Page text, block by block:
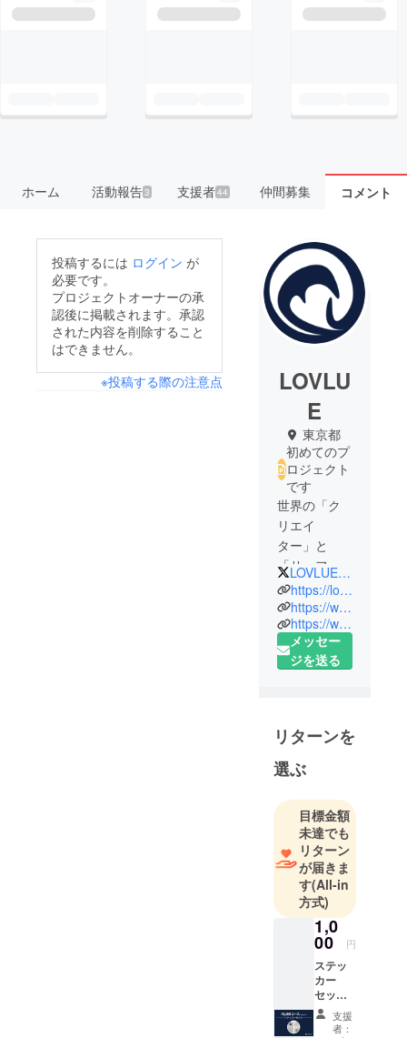
ホーム 活動報告3 支援者44 仲間募集 コメント
投稿するには ログイン が
必要です。
プロジェクトオーナーの承
認後に掲載されます。承認
された内容を削除すること
はできません。
※投稿する際の注意点
LOVLU
E
東京都
初めてのプ
ロジェクト
です
世界の「ク
リエイ
ター」と
「サーフ・
ストリー
ト・アート
のカル
チャーを愛
する人」が
所をつくる
ため、世界
に点在する
ク・コアな
ものづくり
に取り組む
アーティス
ト・クリエ
イターを発
掘し、現地
の最新の情
報や作品を
配信してい
ます。
創造力が高
LOVLUETOKYO
https://lovlue.com/
https://www.instagram.com/lovluetokyo/
https://www.facebook.com/Lovlue-Shop-109118564696230
メッセー
ジを送る
リターンを
選ぶ
目標金額
未達でも
リターン
が届きま
す(All-in
方式)
1,0
00 円
ステッ
カー
セット
●LOVL
UEから
支援
者：